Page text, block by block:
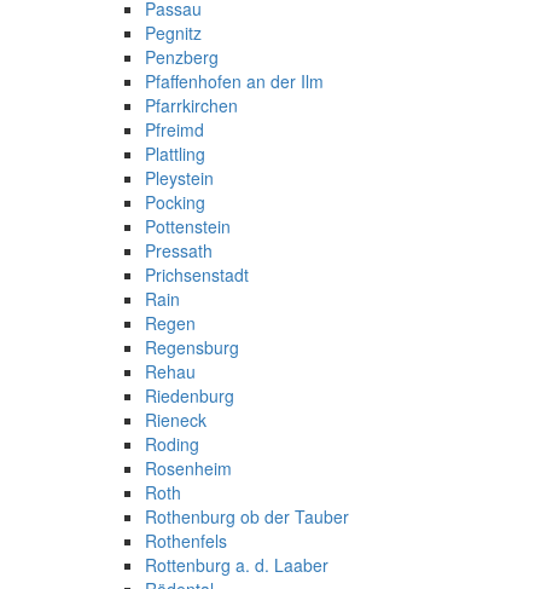
Passau
Pegnitz
Penzberg
Pfaffenhofen an der Ilm
Pfarrkirchen
Pfreimd
Plattling
Pleystein
Pocking
Pottenstein
Pressath
Prichsenstadt
Rain
Regen
Regensburg
Rehau
Riedenburg
Rieneck
Roding
Rosenheim
Roth
Rothenburg ob der Tauber
Rothenfels
Rottenburg a. d. Laaber